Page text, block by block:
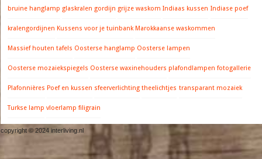
bruine hanglamp glaskralen gordijn grijze waskom Indiaas kussen Indiase poef
kralengordijnen Kussens voor je tuinbank Marokkaanse waskommen
Massief houten tafels Oosterse hanglamp Oosterse lampen
Oosterse mozaiekspiegels Oosterse waxinehouders plafondlampen fotogallerie
Plafonnières Poef en kussen sfeerverlichting theelichtjes transparant mozaiek
Turkse lamp vloerlamp filigrain
copyright © 2024 interliving.nl